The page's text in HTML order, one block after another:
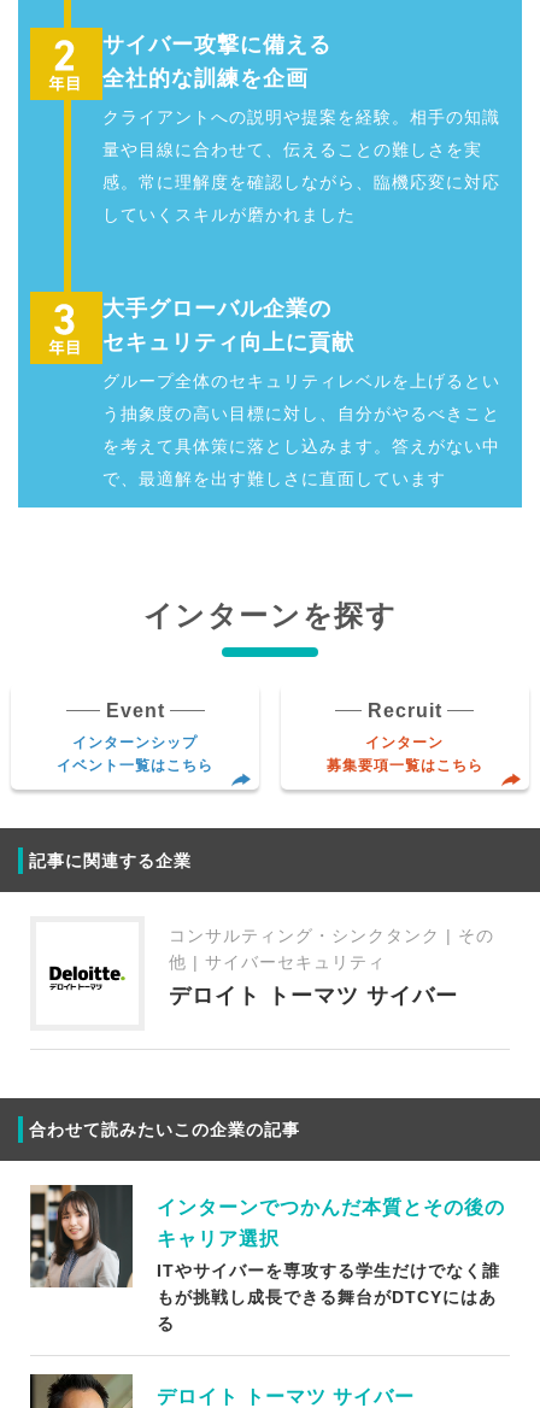
サイバー攻撃に備える
全社的な訓練を企画
クライアントへの説明や提案を経験。相手の知識
量や目線に合わせて、伝えることの難しさを実
感。常に理解度を確認しながら、臨機応変に対応
していくスキルが磨かれました
大手グローバル企業の
セキュリティ向上に貢献
グループ全体のセキュリティレベルを上げるとい
う抽象度の高い目標に対し、自分がやるべきこと
を考えて具体策に落とし込みます。答えがない中
で、最適解を出す難しさに直面しています
インターンを探す
Event
インターンシップ
イベント一覧はこちら
Recruit
インターン
募集要項一覧はこちら
記事に関連する企業
コンサルティング・シンクタンク | その
他 | サイバーセキュリティ
デロイト トーマツ サイバー
合わせて読みたいこの企業の記事
インターンでつかんだ本質とその後の
キャリア選択
ITやサイバーを専攻する学生だけでなく誰
もが挑戦し成長できる舞台がDTCYにはあ
る
デロイト トーマツ サイバー